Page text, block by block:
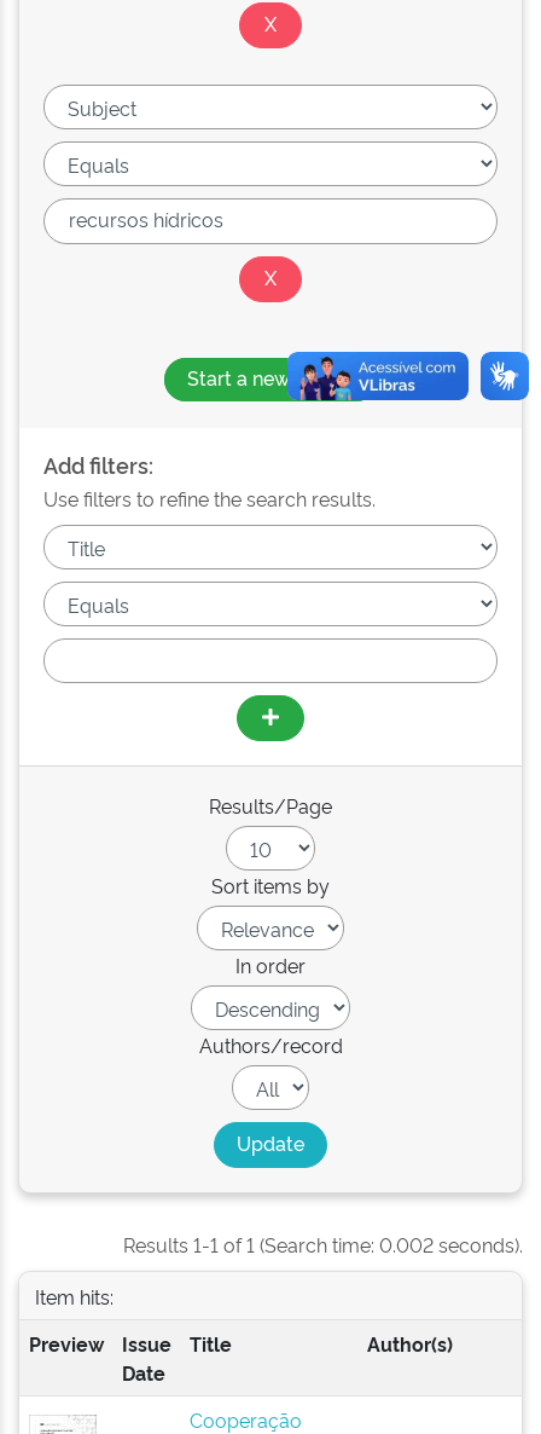
Start a new search
Add filters:
Use filters to refine the search results.
Results/Page
Sort items by
In order
Authors/record
Results 1-1 of 1 (Search time: 0.002 seconds).
Item hits:
Preview
Issue
Date
Title Author(s)
Cooperação